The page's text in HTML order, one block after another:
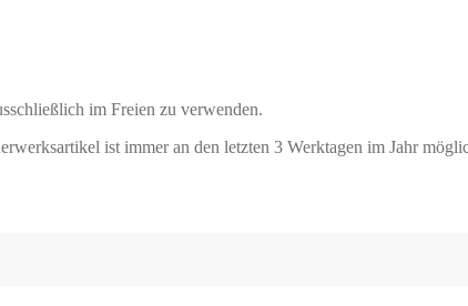
im Freien zu verwenden.
ist immer an den letzten 3 Werktagen im Jahr